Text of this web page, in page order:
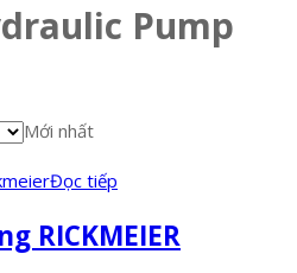
Pump
Mới nhất
Đọc tiếp
RICKMEIER